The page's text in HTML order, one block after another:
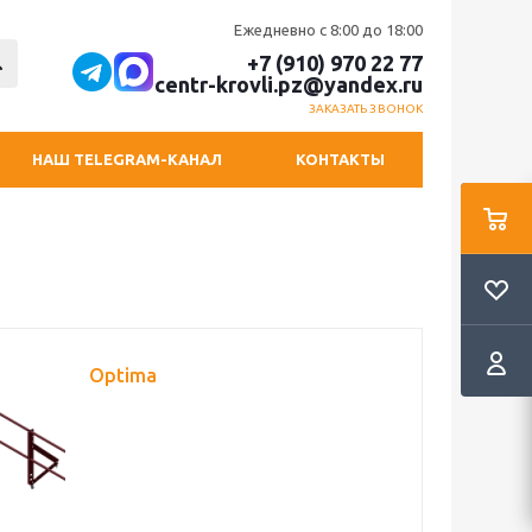
Ежедневно с 8:00 до 18:00
+7 (910) 970 22 77
centr-krovli.pz@yandex.ru
ЗАКАЗАТЬ ЗВОНОК
НАШ TELEGRAM-КАНАЛ КОНТАКТЫ
Optima